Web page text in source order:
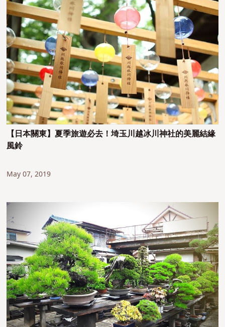
【日本關東】夏季旅遊必去！埼玉川越冰川神社的美麗結緣
風鈴
May 07, 2019